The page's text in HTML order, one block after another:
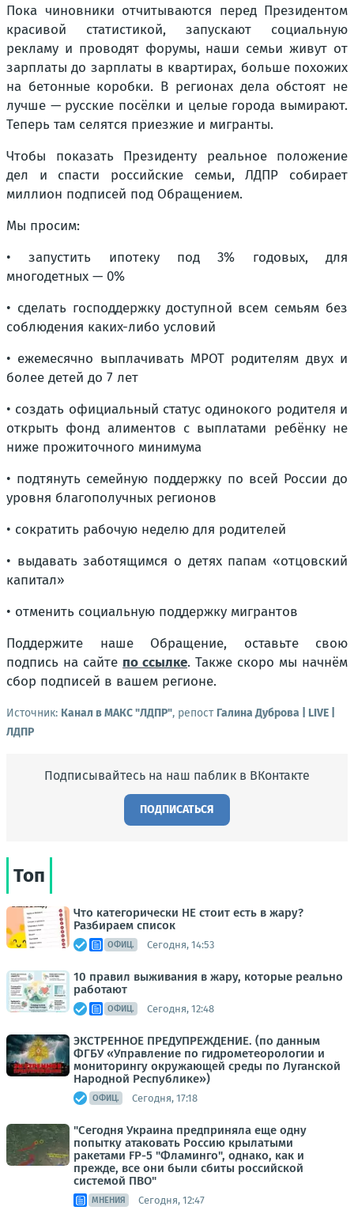
Пока чиновники отчитываются перед Президентом
красивой статистикой, запускают социальную
рекламу и проводят форумы, наши семьи живут от
зарплаты до зарплаты в квартирах, больше похожих
на бетонные коробки. В регионах дела обстоят не
лучше — русские посёлки и целые города вымирают.
Теперь там селятся приезжие и мигранты.
Чтобы показать Президенту реальное положение
дел и спасти российские семьи, ЛДПР собирает
миллион подписей под Обращением.
Мы просим:
• запустить ипотеку под 3% годовых, для
многодетных — 0%
• сделать господдержку доступной всем семьям без
соблюдения каких-либо условий
• ежемесячно выплачивать МРОТ родителям двух и
более детей до 7 лет
• создать официальный статус одинокого родителя и
открыть фонд алиментов с выплатами ребёнку не
ниже прожиточного минимума
• подтянуть семейную поддержку по всей России до
уровня благополучных регионов
• сократить рабочую неделю для родителей
• выдавать заботящимся о детях папам «отцовский
капитал»
• отменить социальную поддержку мигрантов
Поддержите наше Обращение, оставьте свою
подпись на сайте по ссылке. Также скоро мы начнём
сбор подписей в вашем регионе.
Источник: Канал в МАКС "ЛДПР", репост Галина Дуброва | LIVE |
ЛДПР
Подписывайтесь на наш паблик в ВКонтакте
ПОДПИСАТЬСЯ
Топ
Что категорически НЕ стоит есть в жару?
Разбираем список
ОФИЦ. Сегодня, 14:53
10 правил выживания в жару, которые реально
работают
ОФИЦ. Сегодня, 12:48
ЭКСТРЕННОЕ ПРЕДУПРЕЖДЕНИЕ. (по данным
ФГБУ «Управление по гидрометеорологии и
мониторингу окружающей среды по Луганской
Народной Республике»)
ОФИЦ. Сегодня, 17:18
"Сегодня Украина предприняла еще одну
попытку атаковать Россию крылатыми
ракетами FP-5 "Фламинго", однако, как и
прежде, все они были сбиты российской
системой ПВО"
МНЕНИЯ Сегодня, 12:47